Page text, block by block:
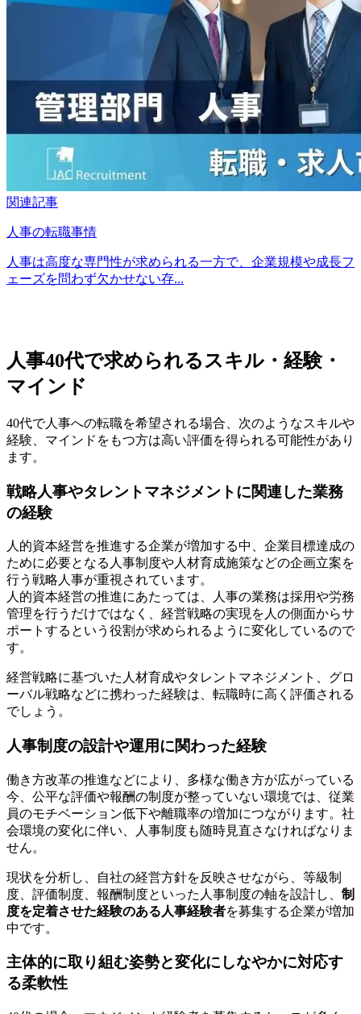
関連記事
人事の転職事情
人事は高度な専門性が求められる一方で、企業規模や成長フ
ェーズを問わず欠かせない存...
人事40代で求められるスキル・経験・
マインド
40代で人事への転職を希望される場合、次のようなスキルや
経験、マインドをもつ方は高い評価を得られる可能性があり
ます。
戦略人事やタレントマネジメントに関連した業務
の経験
人的資本経営を推進する企業が増加する中、企業目標達成の
ために必要となる人事制度や人材育成施策などの企画立案を
行う戦略人事が重視されています。
人的資本経営の推進にあたっては、人事の業務は採用や労務
管理を行うだけではなく、経営戦略の実現を人の側面からサ
ポートするという役割が求められるように変化しているので
す。
経営戦略に基づいた人材育成やタレントマネジメント、グロ
ーバル戦略などに携わった経験は、転職時に高く評価される
でしょう。
人事制度の設計や運用に関わった経験
働き方改革の推進などにより、多様な働き方が広がっている
今、公平な評価や報酬の制度が整っていない環境では、従業
員のモチベーション低下や離職率の増加につながります。社
会環境の変化に伴い、人事制度も随時見直さなければなりま
せん。
現状を分析し、自社の経営方針を反映させながら、等級制
度、評価制度、報酬制度といった人事制度の軸を設計し、 制
度を定着させた経験のある人事経験者を募集する企業が増加
中です。
主体的に取り組む姿勢と変化にしなやかに対応す
る柔軟性